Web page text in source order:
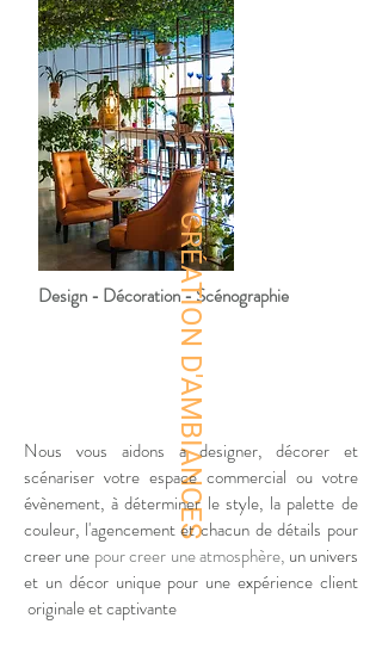
Design - Décoration - Scénographie
CRÉATION D'AMBIANCES
Nous vous aidons a designer, décorer et
scénariser votre espace commercial ou votre
évènement, à déterminer le style, la palette de
couleur, l'agencement et chacun de détails pour
creer une pour creer une atmosphère, un univers
et un décor unique pour une expérience client
originale et captivante